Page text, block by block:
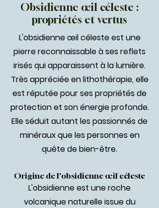
Obsidienne œil céleste :
propriétés et vertus
L'obsidienne œil céleste est une
pierre reconnaissable à ses reflets
irisés qui apparaissent à la lumière.
Très appréciée en lithothérapie, elle
est réputée pour ses propriétés de
protection et son énergie profonde.
Elle séduit autant les passionnés de
minéraux que les personnes en
quête de bien-être.
Origine de l'obsidienne œil céleste
L'obsidienne est une roche
volcanique naturelle issue du